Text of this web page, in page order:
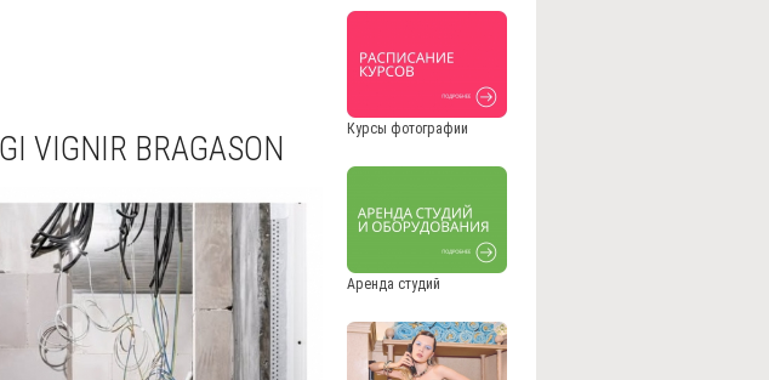
VIGNIR BRAGASON
Курсы фотографии
Аренда студий